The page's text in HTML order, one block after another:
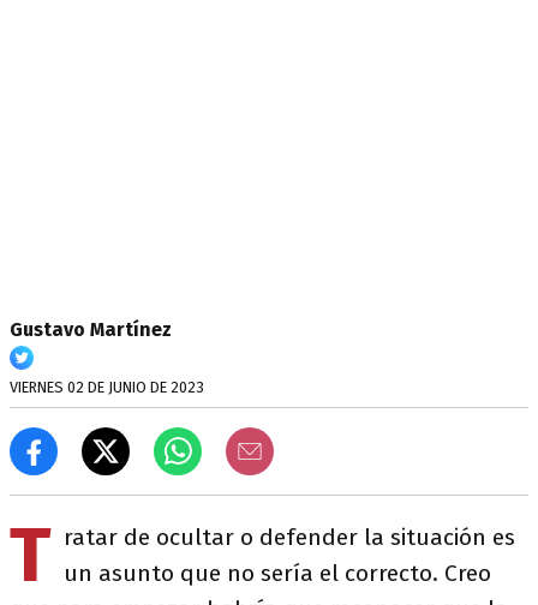
Gustavo Martínez
VIERNES 02 DE JUNIO DE 2023
T ratar de ocultar o defender la situación es
un asunto que no sería el correcto. Creo